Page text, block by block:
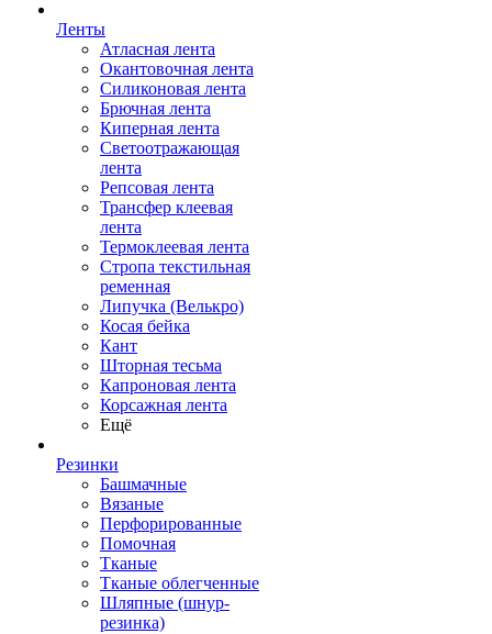
Ленты
Атласная лента
Окантовочная лента
Силиконовая лента
Брючная лента
Киперная лента
Светоотражающая
лента
Репсовая лента
Трансфер клеевая
лента
Термоклеевая лента
Стропа текстильная
ременная
Липучка (Велькро)
Косая бейка
Кант
Шторная тесьма
Капроновая лента
Корсажная лента
Ещё
Резинки
Башмачные
Вязаные
Перфорированные
Помочная
Тканые
Тканые облегченные
Шляпные (шнур-
резинка)